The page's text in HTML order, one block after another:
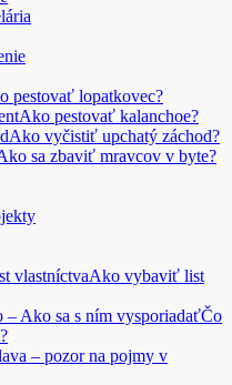
pestovať lopatkovec?
Ako pestovať kalanchoe?
Ako vyčistiť upchatý záchod?
sa zbaviť mravcov v byte?
Ako vybaviť list
Čo